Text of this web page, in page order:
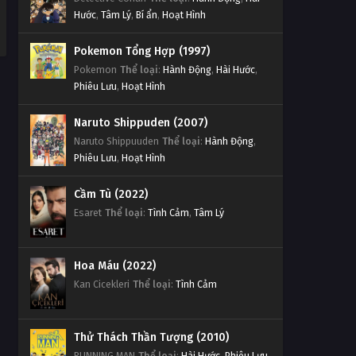
Hước, Tâm Lý, Bí ẩn, Hoạt Hình
Pokemon Tổng Hợp (1997)
Pokemon Thể loại: Hành Động, Hài Hước,
Phiêu Lưu, Hoạt Hình
Naruto Shippuden (2007)
Naruto Shippuuden Thể loại: Hành Động,
Phiêu Lưu, Hoạt Hình
Cầm Tù (2022)
Esaret Thể loại: Tình Cảm, Tâm Lý
Hoa Máu (2022)
Kan Cicekleri Thể loại: Tình Cảm
Thử Thách Thần Tượng (2010)